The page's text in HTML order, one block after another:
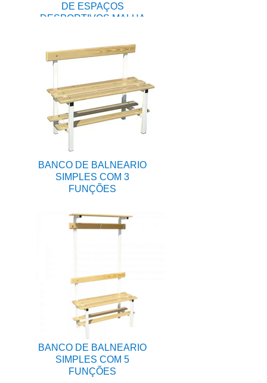
DE ESPAÇOS
DESPORTIVOS MALHA
BANCO DE BALNEARIO
SIMPLES COM 3
FUNÇÕES
BANCO DE BALNEARIO
SIMPLES COM 5
FUNÇÕES